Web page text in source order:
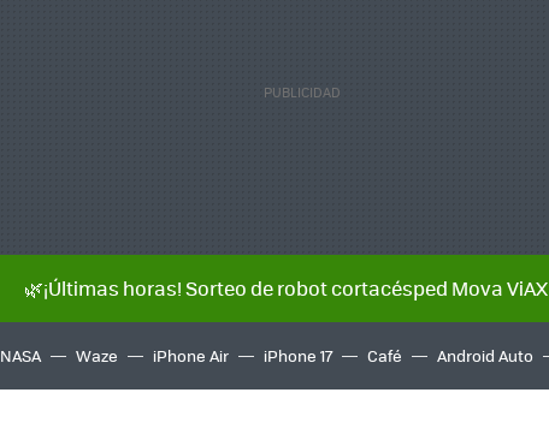
🌿¡Últimas horas! Sorteo de robot cortacésped Mova ViAX
NASA Waze iPhone Air iPhone 17 Café Android Auto